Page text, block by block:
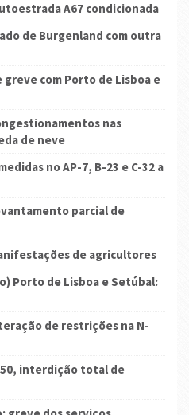
A67 condicionada
de Burgenland com outra
greve com Porto de Lisboa e
nas
de neve
no AP-7, B-23 e C-32 a
parcial de
de agricultores
Porto de Lisboa e Setúbal:
de restrições na N-
interdição total de